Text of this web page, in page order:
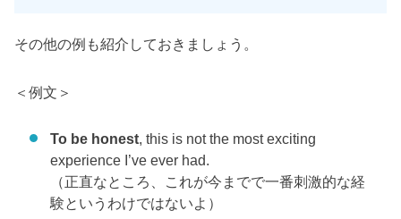
その他の例も紹介しておきましょう。
＜例文＞
To be honest, this is not the most exciting
experience I’ve ever had.
（正直なところ、これが今までで一番刺激的な経
験というわけではないよ）